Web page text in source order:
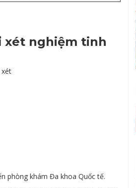
xét nghiệm tinh
phòng khám Đa khoa Quốc tế.